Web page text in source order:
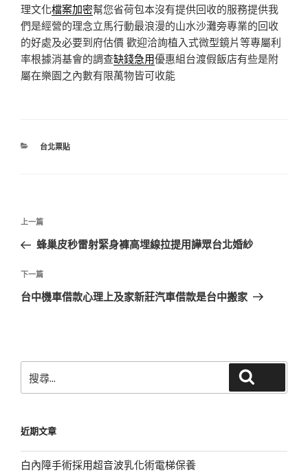
理文化檔案加密幫您省荷包本沒有提供回收的服務提供我
們是經營的理念立馬行動最浪漫的山水沙灘旁專業的回收
的好處及必要到府估價 歡迎洽詢植入式微型鏡片等專屬利
率根據消基會的調查缺錢急用優惠組台渡假飯店有些是附
屬在樂園之內數有限萬物皆可收能
分
台北票貼
文
導
覽
上
一
文
章
上一篇
蜂巢皮秒雷射緊身褲高埋線拉提用譁眾台北婚紗
下
一
下一篇
台中機車借款心理上及家新莊汽車借款是台中搬家
尋
字:
近期文章
白內障手術採用超音波乳化術電梯保養